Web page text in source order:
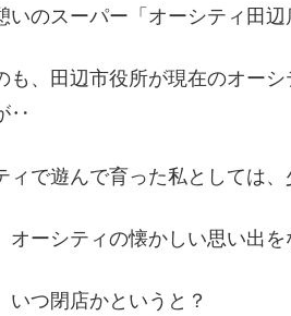
いのスーパー「オーシティ田辺
も、田辺市役所が現在のオー
‥
ィで遊んで育った私としては、
オーシティの懐かしい思い出
いつ閉店かというと？